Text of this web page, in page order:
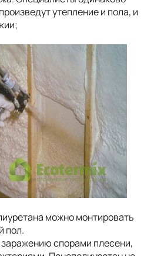
утепление и пола, и
можно монтировать
пол.
заражению спорами плесени,